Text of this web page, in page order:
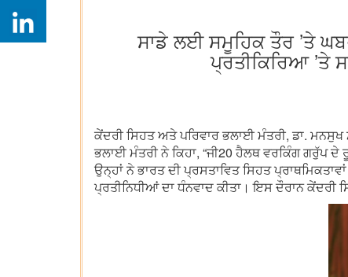
ਸਾਡੇ ਲਈ ਸਮੂਹਿਕ ਤੌਰ ’ਤੇ
ਪ੍ਰਤੀਕਿਰਿਆ ’ਤੇ
ਕੇਂਦਰੀ ਸਿਹਤ ਅਤੇ ਪਰਿਵਾਰ ਭਲਾਈ ਮੰਤਰੀ, ਡਾ.
ਭਲਾਈ ਮੰਤਰੀ ਨੇ ਕਿਹਾ, “ਜੀ20 ਹੈਲਥ ਵਰਕਿੰਗ ਗਰੁੱਪ
ਉਨ੍ਹਾਂ ਨੇ ਭਾਰਤ ਦੀ ਪ੍ਰਸਤਾਵਿਤ ਸਿਹਤ
ਪ੍ਰਤੀਨਿਧੀਆਂ ਦਾ ਧੰਨਵਾਦ ਕੀਤਾ। ਇਸ ਦੌਰਾਨ ਕੇਂਦਰੀ